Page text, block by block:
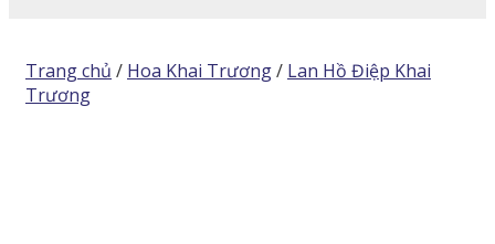
Trang chủ / Hoa Khai Trương/ Lan Hồ Điệp Khai
Trương